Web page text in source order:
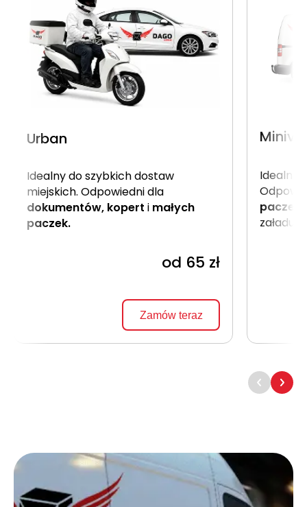
Urban
Idealny do szybkich dostaw
miejskich. Odpowiedni dla
dokumentów, kopert i małych
paczek.
od 65 zł
Zamów teraz
Idealny
paczek